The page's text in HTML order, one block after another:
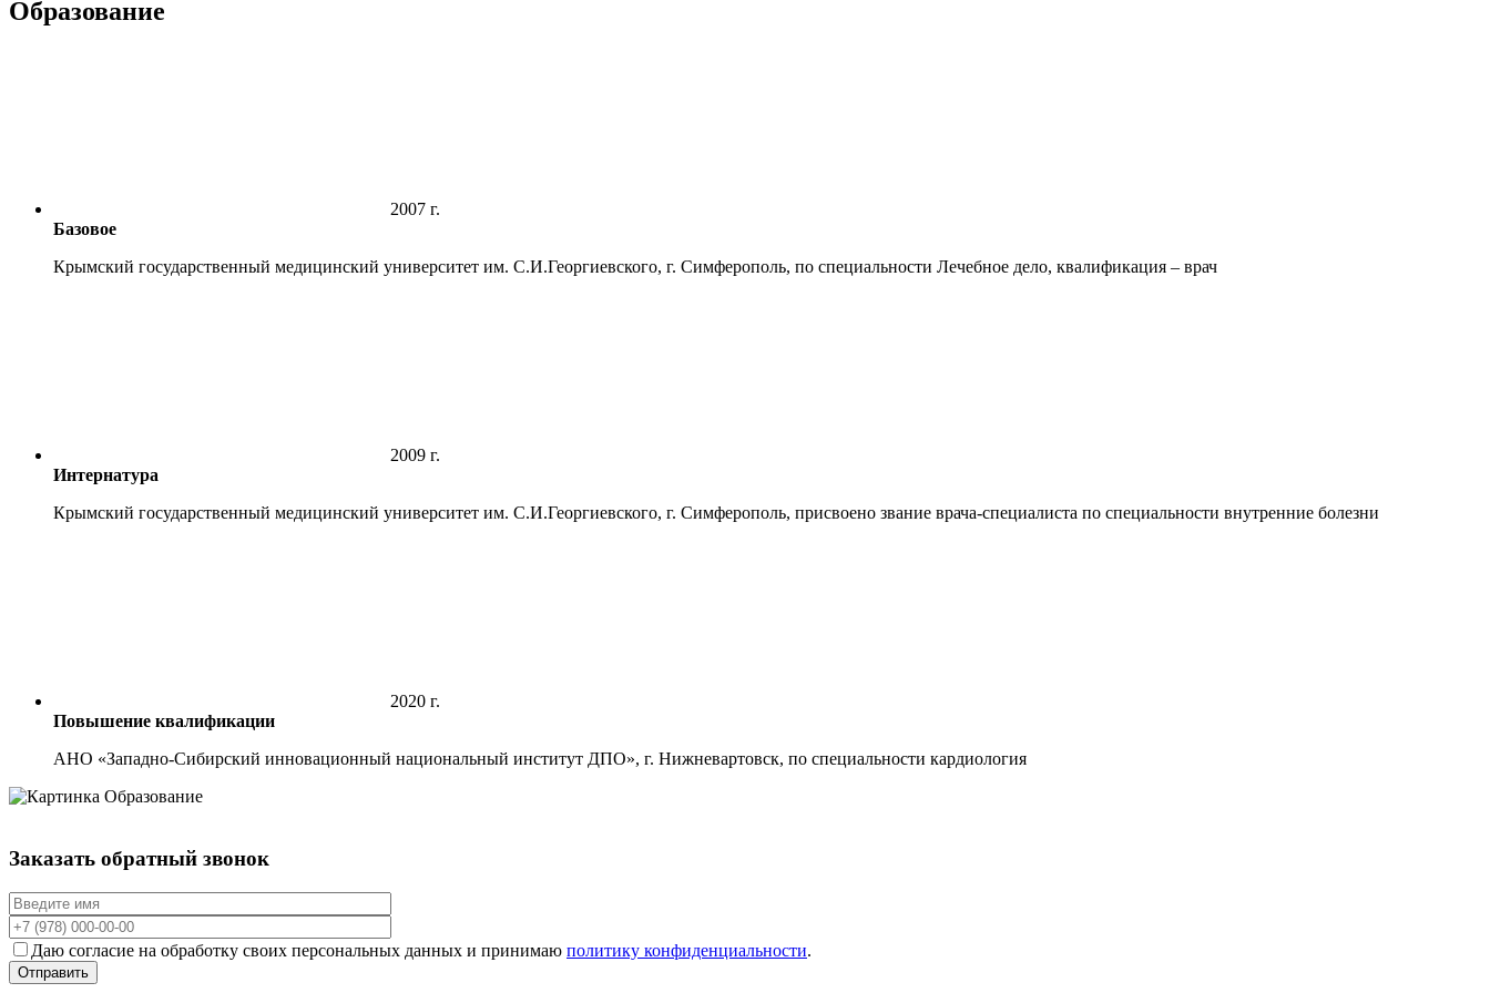
Образование
2007 г.
Базовое
Крымский государственный медицинский университет им. С.И.Георгиевского, г. Симферополь, по специальности Лечебное дело, квалификация – врач
2009 г.
Интернатура
Крымский государственный медицинский университет им. С.И.Георгиевского, г. Симферополь, присвоено звание врача-специалиста по специальности внутренние болезни
2020 г.
Повышение квалификации
АНО «Западно-Сибирский инновационный национальный институт ДПО», г. Нижневартовск, по специальности кардиология
Заказать обратный звонок
Даю согласие на обработку своих персональных данных и принимаю политику конфиденциальности.
Отправить